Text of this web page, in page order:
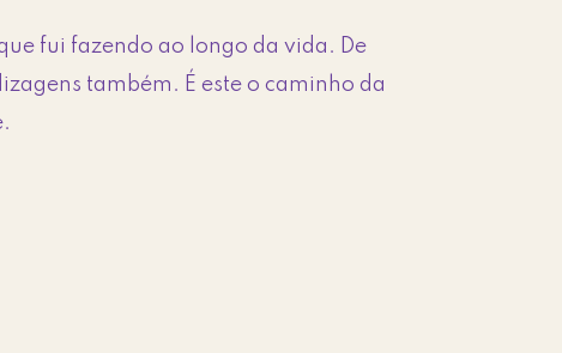
fui fazendo ao longo da vida. De
também. É este o caminho da